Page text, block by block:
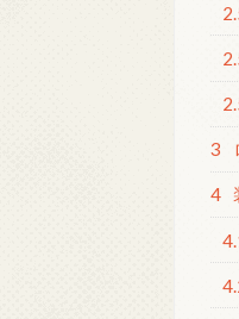
3
4